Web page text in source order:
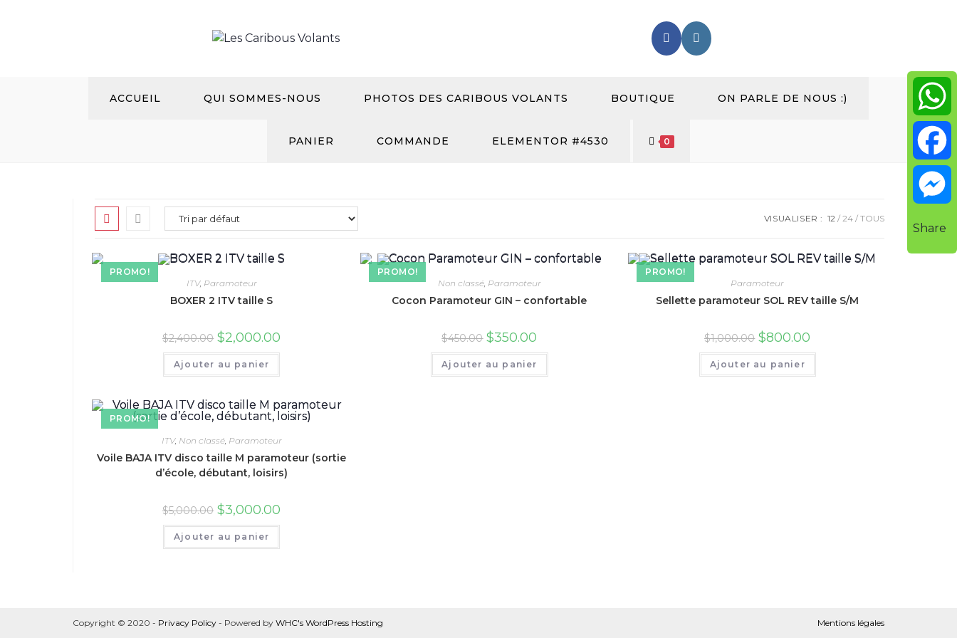
ACCUEIL QUI SOMMES-NOUS PHOTOS DES CARIBOUS VOLANTS BOUTIQUE ON PARLE DE NOUS :)
PANIER COMMANDE ELEMENTOR #4530 0
VISUALISER : 12 24 TOUS
PROMO!
ITV, Paramoteur
BOXER 2 ITV taille S
$2,400.00 $2,000.00
Ajouter au panier
PROMO!
Non classé, Paramoteur
Cocon Paramoteur GIN – confortable
$450.00 $350.00
Ajouter au panier
PROMO!
Paramoteur
Sellette paramoteur SOL REV taille S/M
$1,000.00 $800.00
Ajouter au panier
PROMO!
ITV, Non classé, Paramoteur
Voile BAJA ITV disco taille M paramoteur (sortie
d’école, débutant, loisirs)
$5,000.00 $3,000.00
Ajouter au panier
Mentions légales
Copyright © 2020 - Privacy Policy - Powered by WHC's WordPress Hosting
W
h F
c
M
Share